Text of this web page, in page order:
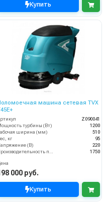
Купить
машина сетевая TVX
Z090041
турбины (Вт)
1200
ширина (мм)
510
кг
95
(В)
220
Производительность по площади (м2/ч)
1750
000 руб.
Купить